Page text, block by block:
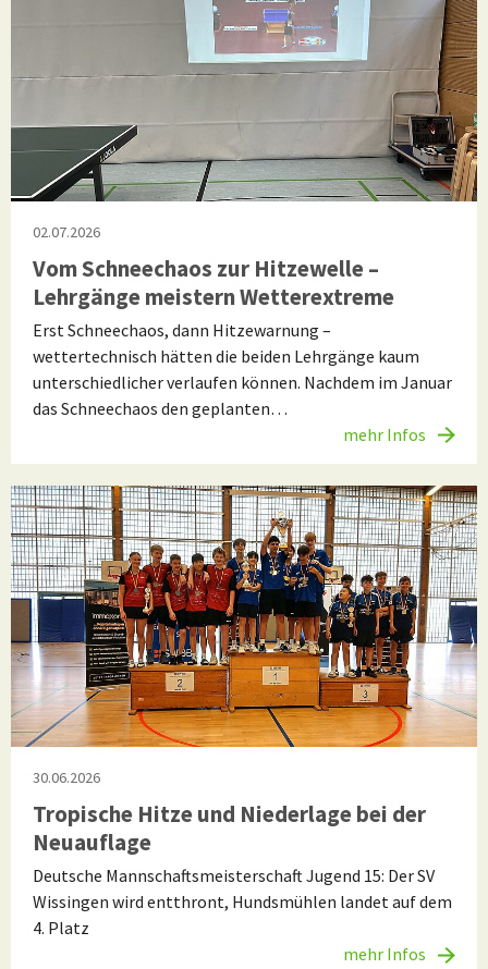
02.07.2026
Vom Schneechaos zur Hitzewelle –
Lehrgänge meistern Wetterextreme
Erst Schneechaos, dann Hitzewarnung –
wettertechnisch hätten die beiden Lehrgänge kaum
unterschiedlicher verlaufen können. Nachdem im Januar
das Schneechaos den geplanten…
mehr Infos
30.06.2026
Tropische Hitze und Niederlage bei der
Neuauflage
Deutsche Mannschaftsmeisterschaft Jugend 15: Der SV
Wissingen wird entthront, Hundsmühlen landet auf dem
4. Platz
mehr Infos